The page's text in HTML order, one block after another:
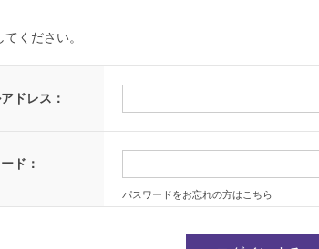
ください。
ドレス：
ド：
パスワードをお忘れの方はこちら